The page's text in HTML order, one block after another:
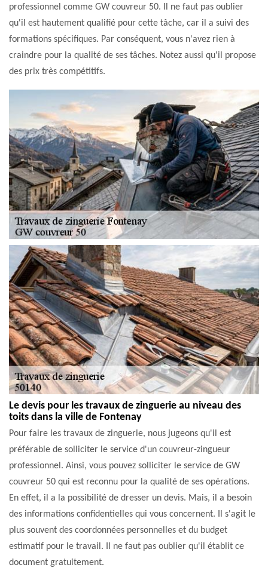
professionnel comme GW couvreur 50. Il ne faut pas oublier
qu'il est hautement qualifié pour cette tâche, car il a suivi des
formations spécifiques. Par conséquent, vous n'avez rien à
craindre pour la qualité de ses tâches. Notez aussi qu'il propose
des prix très compétitifs.
Le devis pour les travaux de zinguerie au niveau des
toits dans la ville de Fontenay
Pour faire les travaux de zinguerie, nous jugeons qu'il est
préférable de solliciter le service d'un couvreur-zingueur
professionnel. Ainsi, vous pouvez solliciter le service de GW
couvreur 50 qui est reconnu pour la qualité de ses opérations.
En effet, il a la possibilité de dresser un devis. Mais, il a besoin
des informations confidentielles qui vous concernent. Il s'agit le
plus souvent des coordonnées personnelles et du budget
estimatif pour le travail. Il ne faut pas oublier qu'il établit ce
document gratuitement.